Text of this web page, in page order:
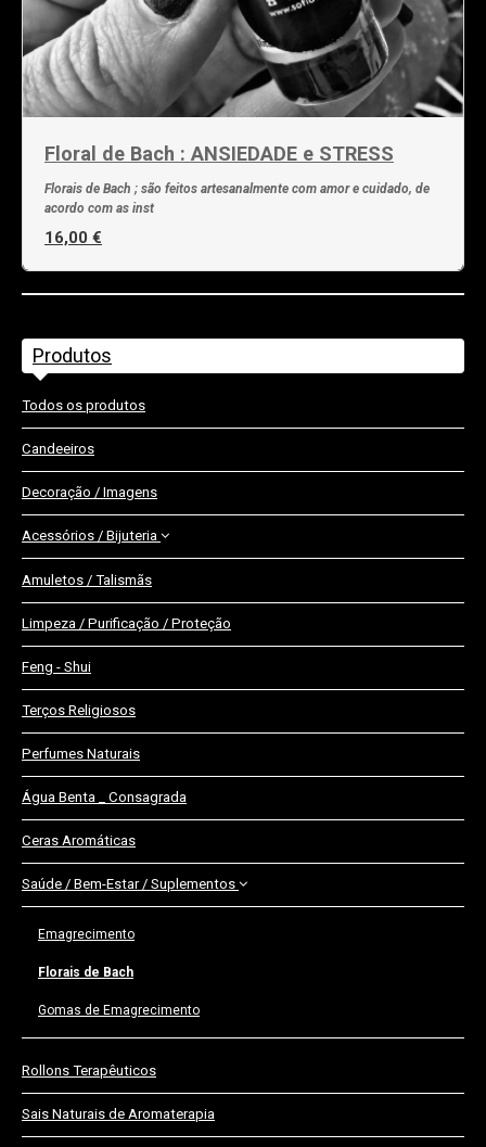
Produtos
Todos os produtos
Candeeiros
Decoração / Imagens
Acessórios / Bijuteria
Pulseiras
Colares
Porta-Chaves
Amuletos / Talismãs
Limpeza / Purificação / Proteção
Feng - Shui
Terços Religiosos
Perfumes Naturais
Água Benta _ Consagrada
Ceras Aromáticas
Saúde / Bem-Estar / Suplementos
Emagrecimento
Florais de Bach
Gomas de Emagrecimento
Rollons Terapêuticos
Sais Naturais de Aromaterapia
Floral de Bach : ANSIEDADE e STRESS
Florais de Bach ; são feitos artesanalmente com amor e cuidado, de
acordo com as inst
16,00 €